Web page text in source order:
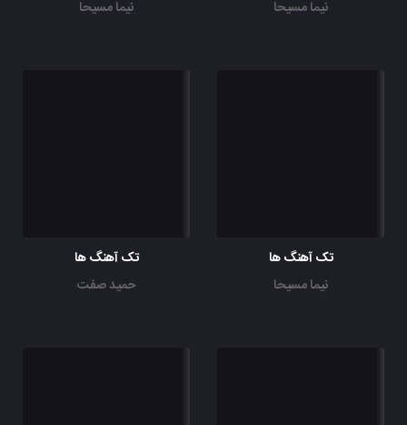
نیما مسیحا نیما مسیحا
تک آهنگ ها
نیما مسیحا
تک آهنگ ها
حمید صفت